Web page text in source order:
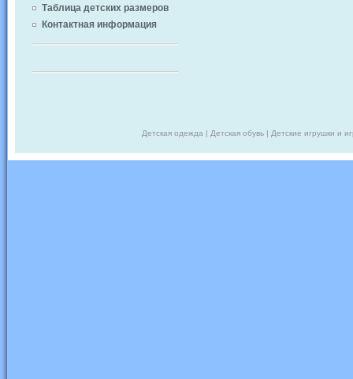
Таблица детских размеров
Контактная информация
Детская одежда | Детская обувь | Детские игрушки